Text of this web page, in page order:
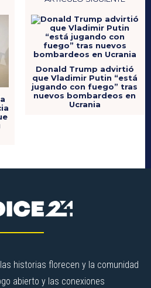
Donald Trump advirtió
que Vladimir Putin “está
jugando con fuego” tras
nuevos bombardeos en
Ucrania
historias florecen y la comunidad
abierto y las conexiones